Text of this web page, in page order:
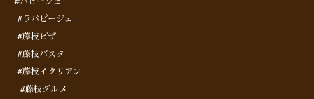
#ラパピージェ
#藤枝ピザ
#藤枝パスタ
#藤枝イタリアン
#藤枝グルメ